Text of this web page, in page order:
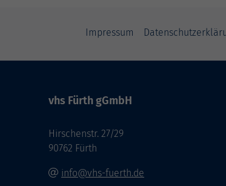
Impressum
vhs Fürth gGmbH
Hirschenstr. 27/29
90762 Fürth
info@vhs-fuerth.de